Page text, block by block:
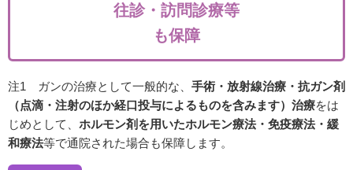
往診・訪問診療等
も保障
注1 ガンの治療として一般的な、 手術・放射線治療・抗ガン剤
（点滴・注射のほか経口投与によるものを含みます）治療をは
じめとして、 ホルモン剤を用いたホルモン療法・免疫療法・緩
和療法等で通院された場合も保障します。